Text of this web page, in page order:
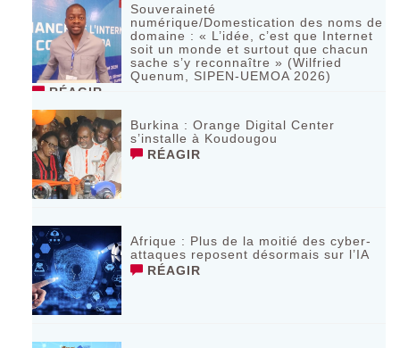
Souveraineté
numérique/Domestication des noms de
domaine : « L’idée, c’est que Internet
soit un monde et surtout que chacun
sache s’y reconnaître » (Wilfried
Quenum, SIPEN-UEMOA 2026)
RÉAGIR
Burkina : Orange Digital Center
s’installe à Koudougou
RÉAGIR
Afrique : Plus de la moitié des cyber-
attaques reposent désormais sur l’IA
RÉAGIR